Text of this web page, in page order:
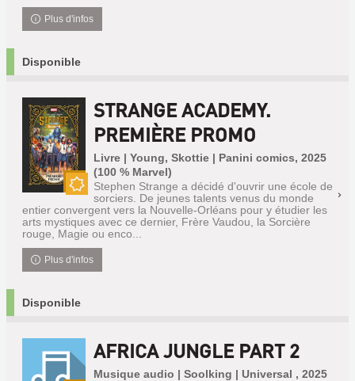
Plus d'infos
Disponible
STRANGE ACADEMY.
PREMIÈRE PROMO
Livre | Young, Skottie | Panini comics, 2025
(100 % Marvel)
Stephen Strange a décidé d'ouvrir une école de
sorciers. De jeunes talents venus du monde
entier convergent vers la Nouvelle-Orléans pour y étudier les
arts mystiques avec ce dernier, Frère Vaudou, la Sorcière
rouge, Magie ou enco...
Plus d'infos
Disponible
AFRICA JUNGLE PART 2
Musique audio | Soolking | Universal , 2025